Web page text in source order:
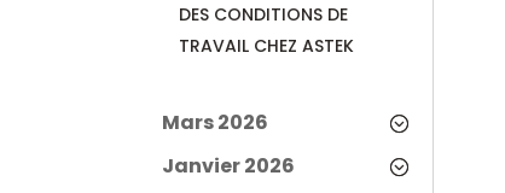
DES CONDITIONS DE
TRAVAIL CHEZ ASTEK
Mars 2026
Janvier 2026